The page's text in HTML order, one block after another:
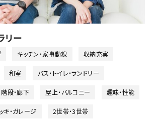
リー
キッチン・家事動線 収納充実
和室 バス・トイレ・ランドリー
階段・廊下 屋上・バルコニー 趣味・性能
キ・ガレージ 2世帯・3世帯